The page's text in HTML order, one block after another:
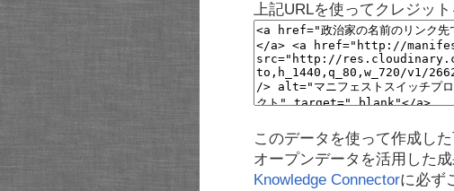
上記URLを使ってクレジッ
このデータを使って作成し
オープンデータを活用した
Knowledge Connectorに必ず